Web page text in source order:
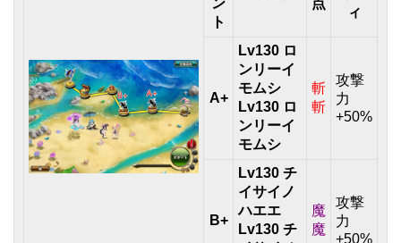
ン
ト
点
ィ
A+
Lv130 ロ
ンリーイ
モムシ
Lv130 ロ
ンリーイ
モムシ
斬
斬
攻撃
力
+50%
B+
Lv130 チ
イサイノ
ハエエ
Lv130 チ
魔
魔
攻撃
力
+50%